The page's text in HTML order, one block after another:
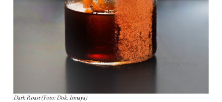
Dark Roast (Foto: Dok. Ismaya)